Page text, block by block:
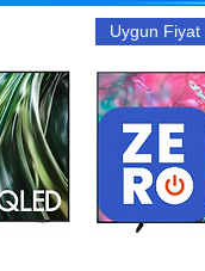
Uygun Fiyat